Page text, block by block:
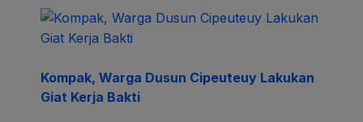
Kompak, Warga Dusun Cipeuteuy Lakukan
Giat Kerja Bakti